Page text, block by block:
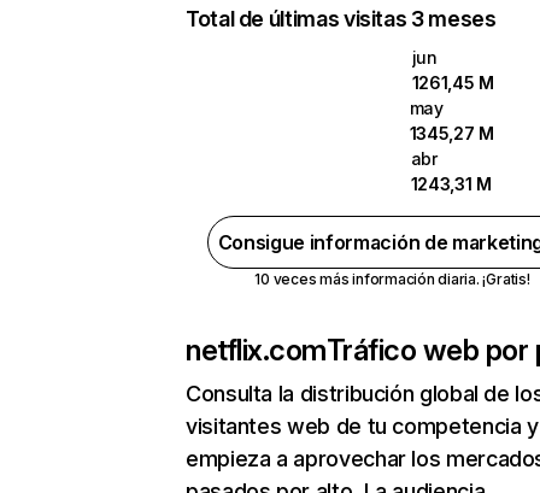
Total de últimas visitas 3 meses
jun
1261,45 M
may
1345,27 M
abr
1243,31 M
Consigue información de
10 veces más información diaria. ¡Gratis!
netflix.comTráfico web por
Consulta la distribución global de
visitantes web de tu competencia y
empieza a aprovechar los